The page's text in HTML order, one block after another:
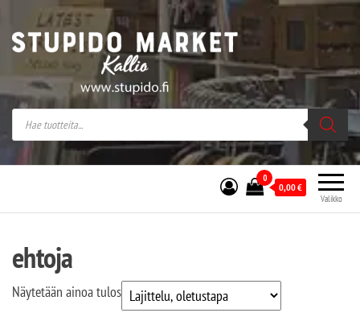
Stupido Market – verkossa ja kivijalassa
Stupido Market on vaihtoehtomusaan
erikoistunut verkko- sekä
kivijalkakauppa Helsingissä Kallion
sydämessä.
Valikko
0
0,00€
ehtoja
Näytetään ainoa tulos